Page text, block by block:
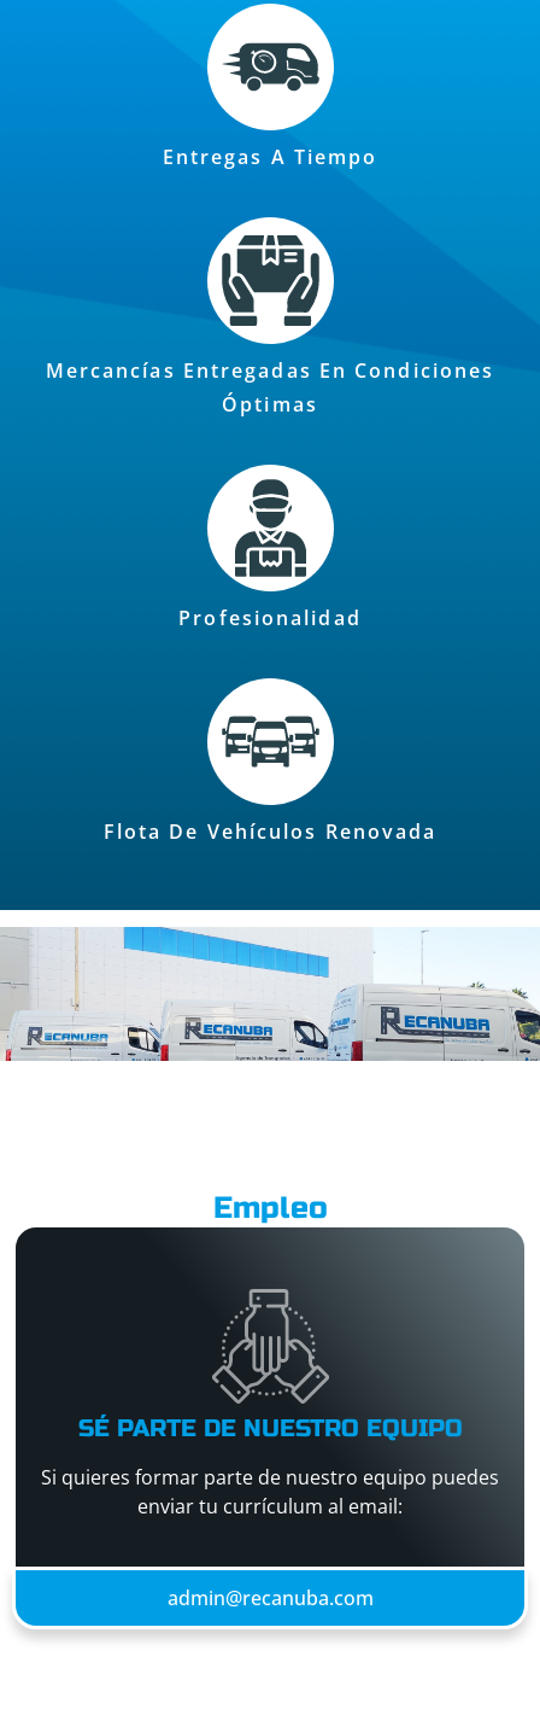
Entregas A Tiempo
Mercancías Entregadas En Condiciones
Óptimas
Profesionalidad
Flota De Vehículos Renovada
Empleo
SÉ PARTE DE NUESTRO EQUIPO
Si quieres formar parte de nuestro equipo puedes
enviar tu currículum al email:
admin@recanuba.com